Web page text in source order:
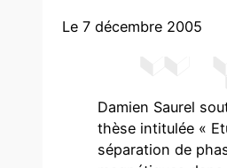
Le 7 décembre 2005
Damien Saurel
thèse intitulée «
séparation de